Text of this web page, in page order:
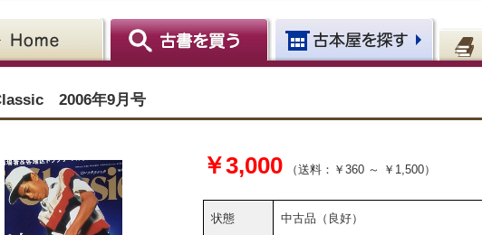
2006年9月号
￥3,000 （送料：￥360 ～ ￥1,500）
状態 中古品（良好）